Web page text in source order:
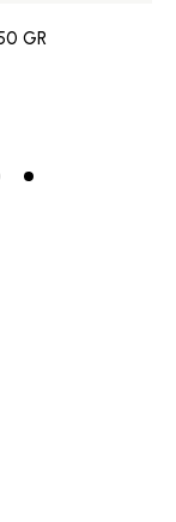
GR